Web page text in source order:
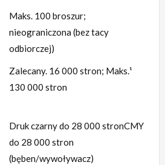
Maks. 100 broszur;
nieograniczona (bez tacy
odbiorczej)
Zalecany. 16 000 stron; Maks.¹
130 000 stron
Druk czarny do 28 000 stronCMY
do 28 000 stron
(bęben/wywoływacz)